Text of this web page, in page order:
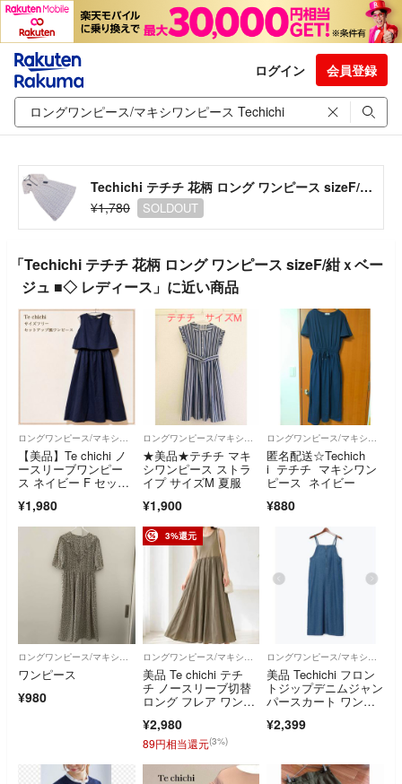
ログイン 会員登録
Techichi テチチ 花柄 ロング ワンピース sizeF/紺ｘベージュ ■◇ レディース
¥1,780
SOLDOUT
「Techichi テチチ 花柄 ロング ワンピース sizeF/紺ｘベー
ジュ ■◇ レディース」に近い商品
ロングワンピース/マキシワンピース
【美品】Te chichi ノ
ースリーブワンピー
ス ネイビー F セット
¥1,980
ロングワンピース/マキシワンピース
★美品★テチチ マキ
シワンピース ストラ
イプ サイズM 夏服
¥1,900
ロングワンピース/マキシワンピース
匿名配送☆Techich
i テチチ マキシワン
ピース ネイビー
¥880
ロングワンピース/マキシワンピース
ワンピース
¥980
3%還元
ロングワンピース/マキシワンピース
美品 Te chichi テチ
チ ノースリーブ切替
ロング フレア ワンピ
切替 綿 ナチュラル
¥2,980
89円相当還元(3%)
ロングワンピース/マキシワンピース
美品 Techichi フロン
トジップデニムジャン
パースカート ワンピ
¥2,399